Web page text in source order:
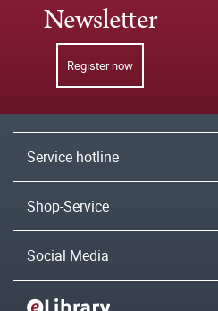
Newsletter
Register now
Service hotline
Shop-Service
Social Media